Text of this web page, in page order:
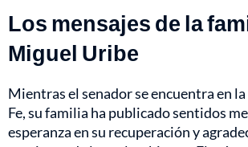
Los mensajes de la
Miguel Uribe
Mientras el senador se encuentra en
Fe, su familia ha publicado sentidos
esperanza en su recuperación y